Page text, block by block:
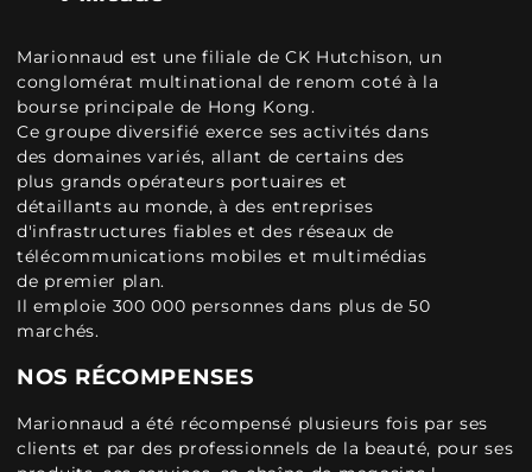
Marionnaud est une filiale de CK Hutchison, un
conglomérat multinational de renom coté à la
bourse principale de Hong Kong.
Ce groupe diversifié exerce ses activités dans
des domaines variés, allant de certains des
plus grands opérateurs portuaires et
détaillants au monde, à des entreprises
d'infrastructures fiables et des réseaux de
télécommunications mobiles et multimédias
de premier plan.
Il emploie 300 000 personnes dans plus de 50
marchés.
NOS RÉCOMPENSES
Marionnaud a été récompensé plusieurs fois par ses
clients et par des professionnels de la beauté, pour ses